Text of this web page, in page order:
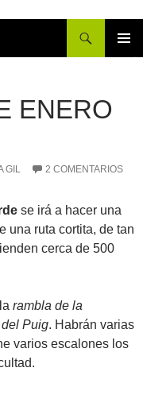
ENERO
GIL 2 COMENTARIOS
se irá a hacer una
una ruta cortita, de tan
cerca de 500
rambla de la
Puig. Habrán varias
varios escalones los